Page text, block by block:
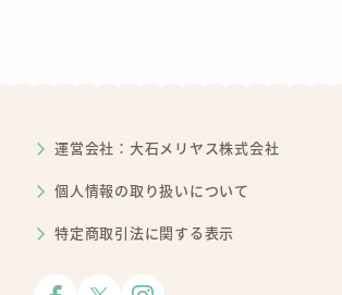
運営会社：大石メリヤス株式会社
個人情報の取り扱いについて
特定商取引法に関する表示